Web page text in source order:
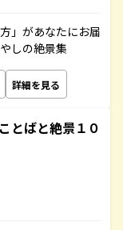
」があなたにお届
しの絶景集
詳細を見る
とばと絶景１０